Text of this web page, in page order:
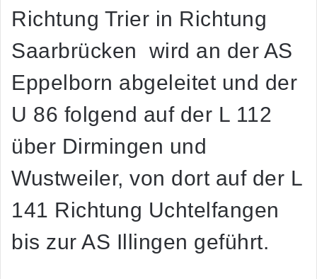
Richtung Trier in Richtung
Saarbrücken wird an der AS
Eppelborn abgeleitet und der
U 86 folgend auf der L 112
über Dirmingen und
Wustweiler, von dort auf der L
141 Richtung Uchtelfangen
bis zur AS Illingen geführt.